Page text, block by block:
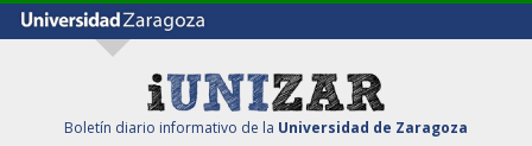
Boletín diario informativo de la Universidad de Zaragoza